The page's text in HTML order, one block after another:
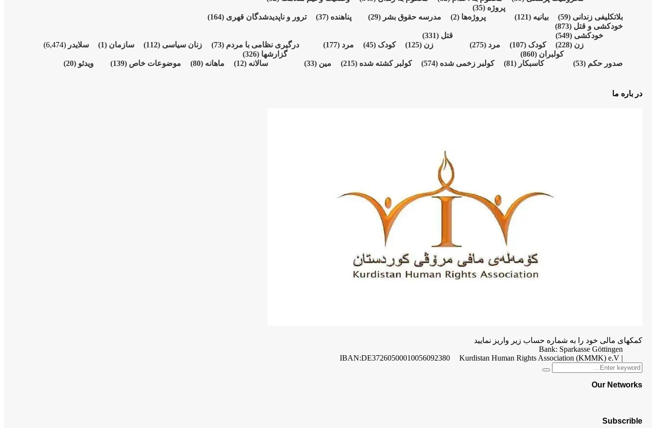
بلاتکلیفی زندانی (59) بیانیە (121)
پروژە (35)
پروژەها (2) مدرسە حقوق بشر (29) پناهنده (37) ترور و ناپدیدشدگان قهری (164)
خودکشی و قتل (873)
خودکشی (549)
زن (228) کودک (107) مرد (275)
قتل (331)
زن (125) کودک (45) مرد (177) درگیری نظامی با مردم (73) زنان سیاسی (112) سازمان (1) سلایدر (6,474)
صدور حکم (53)
کولبران (860)
کاسبکار (81) کولبر زخمی شدە (574) کولبر کشتە شدە (215) مین (33)
گزارشها (326)
سالانە (12) ماهانە (80) موضوعات خاص (139) ویدئو (20)
در باره ما
کمکهای مالی خود را به شماره حساب زیر واریز نمایید
Bank: Sparkasse Göttingen
| Kurdistan Human Rights Association (KMMK) e.V
IBAN:DE37260500010056092380
Search
for:
Search
Our Networks
Subscrible